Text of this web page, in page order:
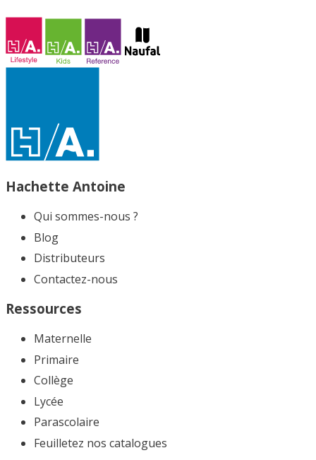
Hachette Antoine
Qui sommes-nous ?
Blog
Distributeurs
Contactez-nous
Ressources
Maternelle
Primaire
Collège
Lycée
Parascolaire
Feuilletez nos catalogues​